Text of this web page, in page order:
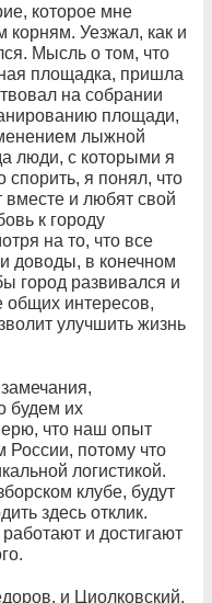
которое мне
корням. Уезжал, как и
Мысль о том, что
площадка, пришла
на собрании
площади,
лыжной
люди, с которыми я
спорить, я понял, что
вместе и любят свой
к городу
на то, что все
доводы, в конечном
город развивался и
интересов,
улучшить жизнь
будем их
что наш опыт
потому что
логистикой.
клубе, будут
здесь отклик.
и достигают
и Циолковский.